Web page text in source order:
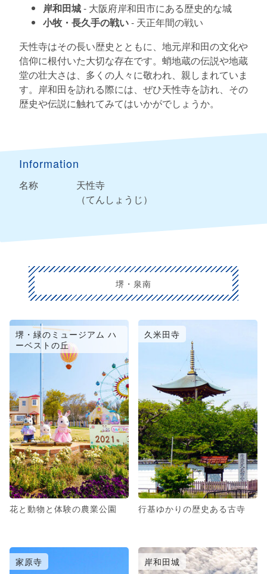
岸和田城- 大阪府岸和田市にある歴史的な城
小牧・長久手の戦い- 天正年間の戦い
天性寺はその長い歴史とともに、地元岸和田の文化や
信仰に根付いた大切な存在です。蛸地蔵の伝説や地蔵
堂の壮大さは、多くの人々に敬われ、親しまれていま
す。岸和田を訪れる際には、ぜひ天性寺を訪れ、その
歴史や伝説に触れてみてはいかがでしょうか。
Information
名称
天性寺
（てんしょうじ）
堺・泉南
堺・緑のミュージアム ハ
ーベストの丘
花と動物と体験の農業公園
久米田寺
行基ゆかりの歴史ある古寺
家原寺 岸和田城